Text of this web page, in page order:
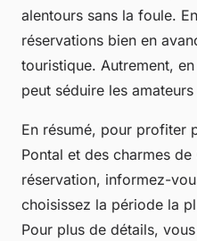
alentours sans la foule.
réservations bien en
touristique. Autrement,
peut séduire les
En résumé, pour profiter
Pontal et des charmes
réservation, informez-
choisissez la période la
Pour plus de détails,